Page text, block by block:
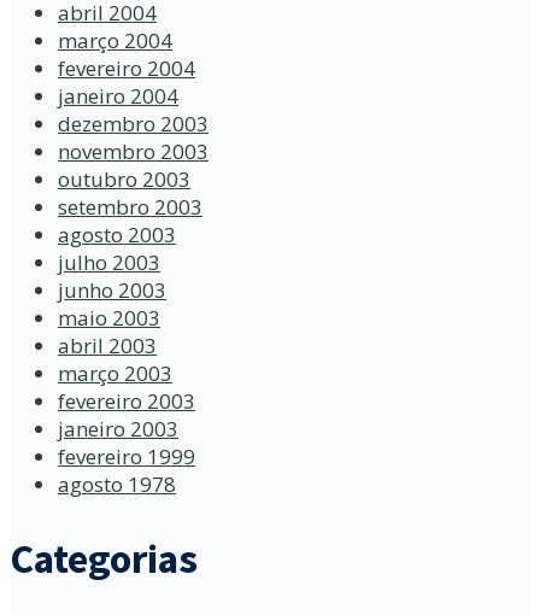
abril 2004
março 2004
fevereiro 2004
janeiro 2004
dezembro 2003
novembro 2003
outubro 2003
setembro 2003
agosto 2003
julho 2003
junho 2003
maio 2003
abril 2003
março 2003
fevereiro 2003
janeiro 2003
fevereiro 1999
agosto 1978
Categorias